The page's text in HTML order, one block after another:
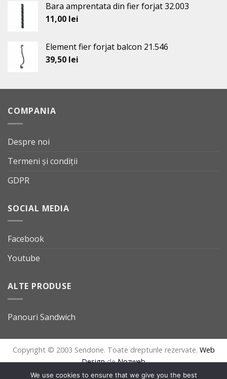
Bara amprentata din fier forjat 32.003
11,00 lei
Element fier forjat balcon 21.546
39,50 lei
COMPANIA
Despre noi
Termeni și condiții
GDPR
SOCIAL MEDIA
Facebook
Youtube
ALTE PRODUSE
Panouri Sandwich
Copyright © 2003 Sendone. Toate drepturile rezervate. Web
DesigndeNozweb
We use cookies to ensure that we give you the best